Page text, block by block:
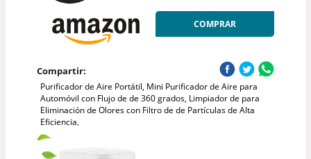
COMPRAR
Compartir:
Purificador de Aire Portátil, Mini Purificador de Aire para
Automóvil con Flujo de de 360 ​​​​grados, Limpiador de para
Eliminación de Olores con Filtro de de Partículas de Alta
Eficiencia,